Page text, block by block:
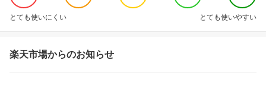
とても使いにくい とても使いやすい
楽天市場からのお知らせ